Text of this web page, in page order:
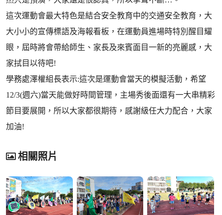
這次運動會最大特色是結合安全教育中的交通安全教育，大
大小小的宣傳標語及海報看板，在運動員進場時特別醒目耀
眼，屆時將會帶給師生、家長及來賓面目一新的亮麗感，大
家拭目以待吧!
學務處澤權組長表示:這次是運動會當天的模擬活動，希望
12/3(週六)當天能做好時間管理，主場秀後面還有一大串精彩
節目要展開，所以大家都很期待，感謝級任大力配合，大家
加油!
相關照片